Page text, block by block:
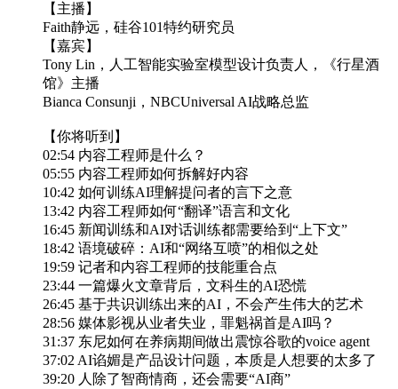
【主播】
Faith静远，硅谷101特约研究员
【嘉宾】
Tony Lin，人工智能实验室模型设计负责人，《行星酒
馆》主播
Bianca Consunji，NBCUniversal AI战略总监
【你将听到】
02:54 内容工程师是什么？
05:55 内容工程师如何拆解好内容
10:42 如何训练AI理解提问者的言下之意
13:42 内容工程师如何“翻译”语言和文化
16:45 新闻训练和AI对话训练都需要给到“上下文”
18:42 语境破碎：AI和“网络互喷”的相似之处
19:59 记者和内容工程师的技能重合点
23:44 一篇爆火文章背后，文科生的AI恐慌
26:45 基于共识训练出来的AI，不会产生伟大的艺术
28:56 媒体影视从业者失业，罪魁祸首是AI吗？
31:37 东尼如何在养病期间做出震惊谷歌的voice agent
37:02 AI谄媚是产品设计问题，本质是人想要的太多了
39:20 人除了智商情商，还会需要“AI商”